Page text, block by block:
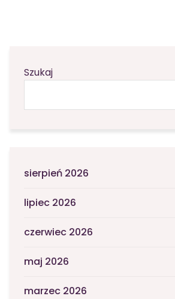
Szukaj
sierpień 2026
lipiec 2026
czerwiec 2026
maj 2026
marzec 2026